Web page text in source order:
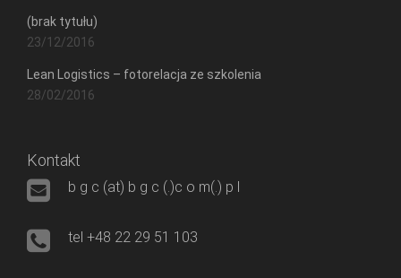
(brak tytułu)
23/12/2016
Lean Logistics – fotorelacja ze szkolenia
28/02/2016
Kontakt
b g c (at) b g c (.)c o m(.) p l
tel +48 22 29 51 103